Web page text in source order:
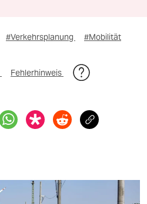
#Verkehrsplanung #Mobilität
Fehlerhinweis